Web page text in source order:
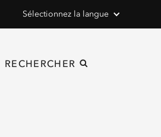
Sélectionnez la langue
RECHERCHER